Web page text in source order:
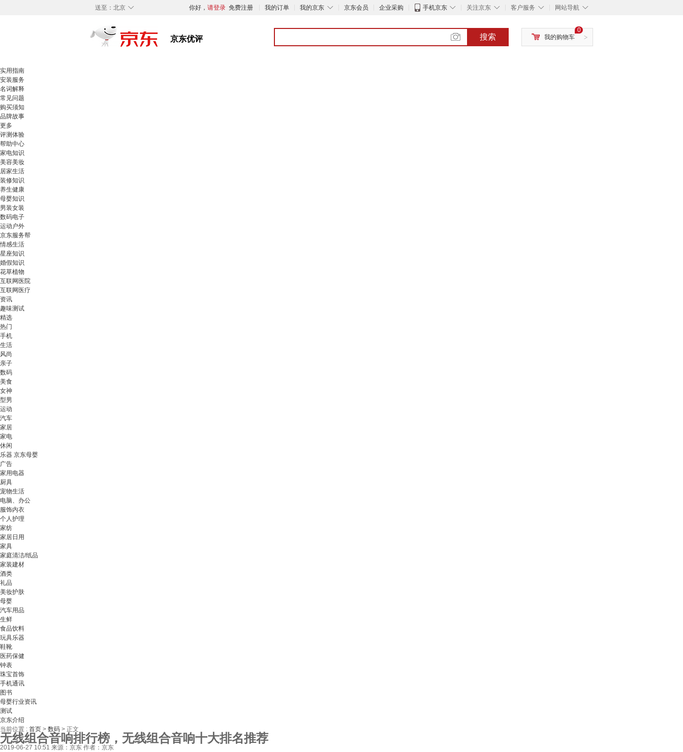
◇
送至： 北京 你好， 请登录 免费注册 我的订单 ◇
我的京东 京东会员 企业采购 ◇
手机京东 ◇
关注京东 ◇
客户服务 ◇
网站导航
搜索 >
0
我的购物车
实用指南
安装服务
名词解释
常见问题
购买须知
品牌故事
更多
评测体验
帮助中心
家电知识
美容美妆
居家生活
装修知识
养生健康
母婴知识
男装女装
数码电子
运动户外
京东服务帮
情感生活
星座知识
婚假知识
花草植物
互联网医院
互联网医疗
资讯
趣味测试
精选
热门
手机
生活
风尚
亲子
数码
美食
女神
型男
运动
汽车
家居
家电
休闲
乐器 京东母婴
广告
家用电器
厨具
宠物生活
电脑、办公
服饰内衣
个人护理
家纺
家居日用
家具
家庭清洁/纸品
家装建材
酒类
礼品
美妆护肤
母婴
汽车用品
生鲜
食品饮料
玩具乐器
鞋靴
医药保健
钟表
珠宝首饰
手机通讯
图书
母婴行业资讯
测试
京东介绍
当前位置 : 首页 > 数码 > 正文
无线组合音响排行榜，无线组合音响十大排名推荐
2019-06-27 10:51 来源：京东 作者：京东